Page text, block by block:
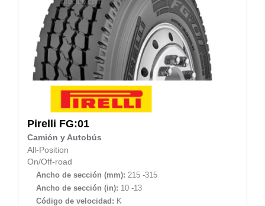
Pirelli FG:01
Camión y Autobús
All-Position
On/Off-road
Ancho de sección (mm): 215 -315
Ancho de sección (in): 10 -13
Código de velocidad: K